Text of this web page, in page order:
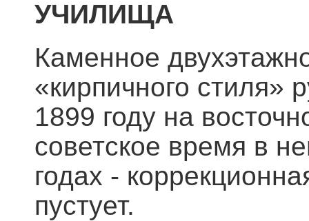
УЧИЛИЩА
Каменное
«кирпичного стиля»
1899 году на
советское время в
годах -
пустует.